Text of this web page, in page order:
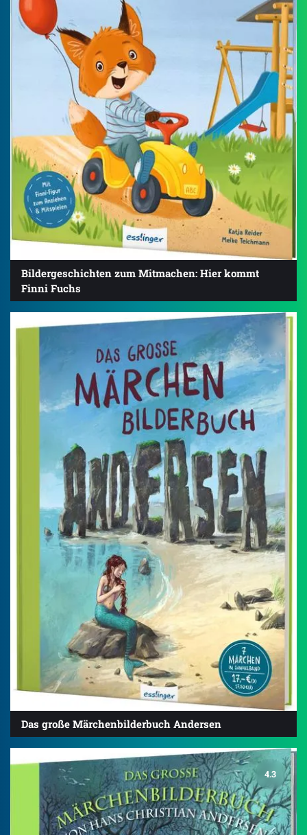
Bildergeschichten zum Mitmachen: Hier kommt
Finni Fuchs
Das große Märchenbilderbuch Andersen
4.3